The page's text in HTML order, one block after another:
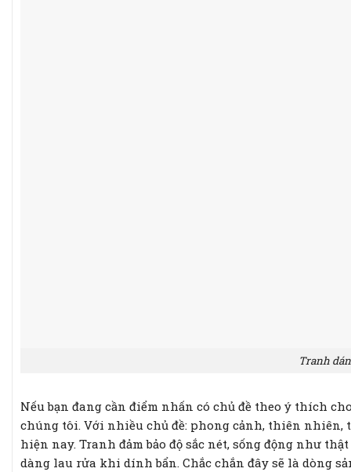
Tranh
Nếu bạn đang cần điểm nhấn có chủ đề theo ý thích
chúng tôi. Với nhiều chủ đề: phong cảnh, thiên nhiên,
hiện nay. Tranh đảm bảo độ sắc nét, sống động như
dàng lau rửa khi dính bẩn. Chắc chắn đây sẽ là dòng